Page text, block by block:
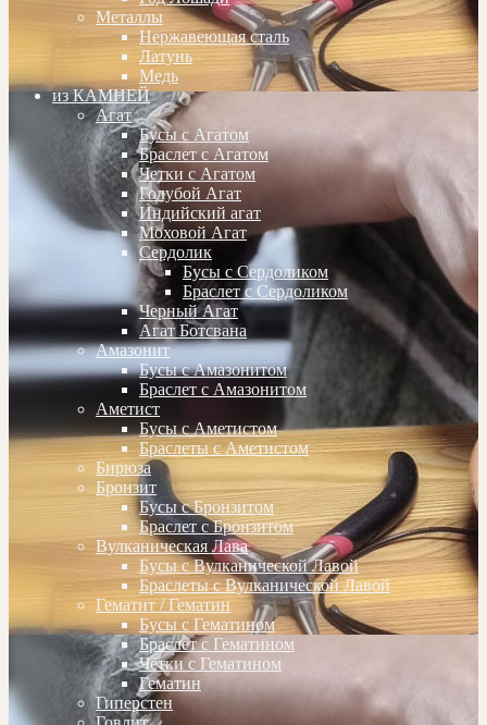
Металлы
Нержавеющая сталь
Латунь
Медь
из КАМНЕЙ
Агат
Бусы с Агатом
Браслет с Агатом
Четки с Агатом
Голубой Агат
Индийский агат
Моховой Агат
Сердолик
Бусы с Сердоликом
Браслет с Сердоликом
Черный Агат
Агат Ботсвана
Амазонит
Бусы с Амазонитом
Браслет с Амазонитом
Аметист
Бусы с Аметистом
Браслеты с Аметистом
Бирюза
Бронзит
Бусы с Бронзитом
Браслет с Бронзитом
Вулканическая Лава
Бусы с Вулканической Лавой
Браслеты с Вулканической Лавой
Гематит / Гематин
Бусы с Гематином
Браслет с Гематином
Четки с Гематином
Гематин
Гиперстен